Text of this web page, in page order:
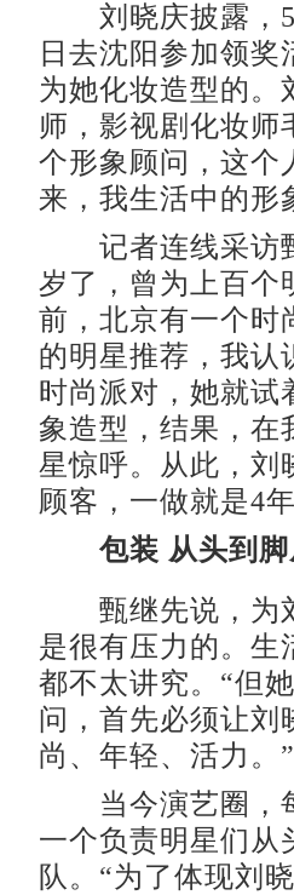
刘晓庆披露，5
日去沈阳参加领
为她化妆造型的。
师，影视剧化妆师
个形象顾问，这个
来，我生活中的形
记者连线采访甄
岁了，曾为上百个
前，北京有一个时
的明星推荐，我认
时尚派对，她就试
象造型，结果，在
星惊呼。从此，刘
顾客，一做就是4
包装 从头到脚
甄继先说，为刘
是很有压力的。生
都不太讲究。“但
问，首先必须让刘
尚、年轻、活力。”
当今演艺圈，每
一个负责明星们从
队。“为了体现刘